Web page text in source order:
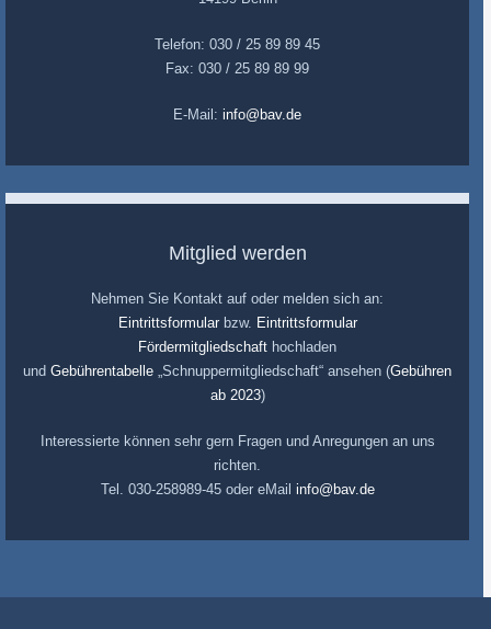
Telefon: 030 / 25 89 89 45
Fax: 030 / 25 89 89 99
E-Mail: info@bav.de
Mitglied werden
Nehmen Sie Kontakt auf oder melden sich an:
Eintrittsformularbzw. Eintrittsformular
Fördermitgliedschaft hochladen
und Gebührentabelle „Schnuppermitgliedschaft“ ansehen (Gebühren
ab 2023)
Interessierte können sehr gern Fragen und Anregungen an uns
richten.
Tel. 030-258989-45 oder eMail info@bav.de